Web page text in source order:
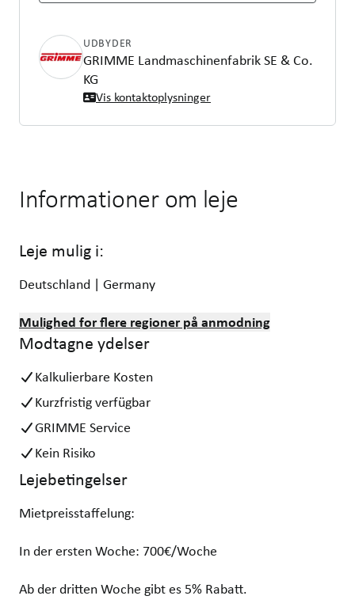
UDBYDER
GRIMME Landmaschinenfabrik SE & Co.
KG
Vis kontaktoplysninger
Informationer om leje
Leje mulig i:
Deutschland | Germany
Mulighed for flere regioner på anmodning
Modtagne ydelser
Kalkulierbare Kosten
Kurzfristig verfügbar
GRIMME Service
Kein Risiko
Lejebetingelser
Mietpreisstaffelung:
In der ersten Woche: 700€/Woche
Ab der dritten Woche gibt es 5% Rabatt.